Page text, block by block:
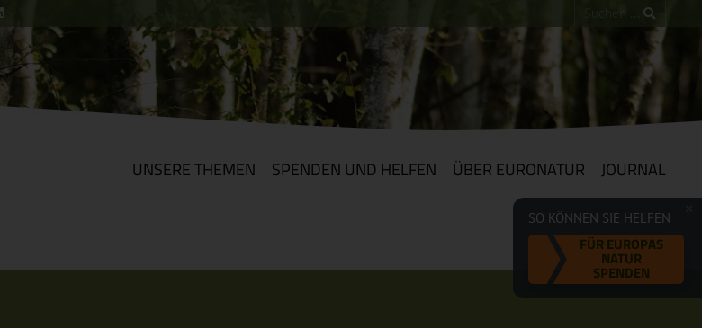
UNSERE THEMEN SPENDEN UND HELFEN ÜBER EURONATUR JOURNAL
SO KÖNNEN SIE HELFEN
FÜR EUROPAS
NATUR
SPENDEN